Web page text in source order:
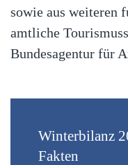
sowie aus weiteren
amtliche
Bundesagentur für
Winterbilanz
Fakten